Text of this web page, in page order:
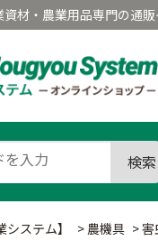
資材・農業用品専門の通
検索
ステム】 > 農機具 >害